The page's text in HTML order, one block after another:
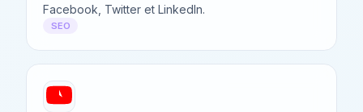
Facebook, Twitter et LinkedIn.
SEO